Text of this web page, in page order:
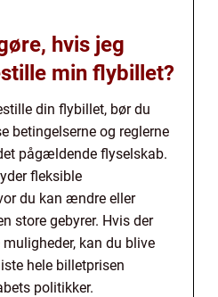
hvis jeg
min flybillet?
din flybillet, bør du
betingelserne og reglerne
pågældende flyselskab.
fleksible
du kan ændre eller
store gebyrer. Hvis der
kan du blive
hele billetprisen
politikker.